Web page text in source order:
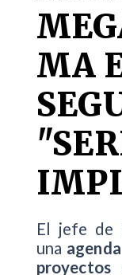
MA
El jefe de
una